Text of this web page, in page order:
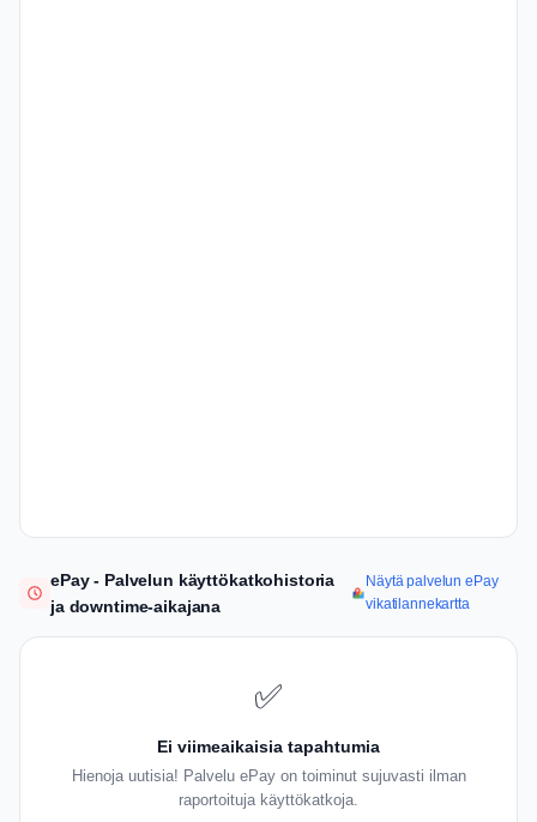
ePay - Palvelun käyttökatkohistoria
ja downtime-aikajana
Näytä palvelun ePay
vikatilannekartta
✅
Ei viimeaikaisia tapahtumia
Hienoja uutisia! Palvelu ePay on toiminut sujuvasti ilman
raportoituja käyttökatkoja.